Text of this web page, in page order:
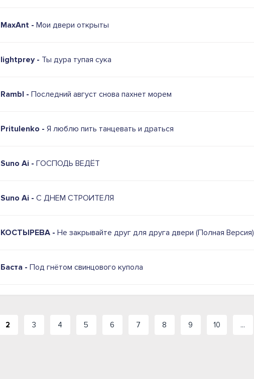
MaxAnt - Мои двери открыты
lightprey - Ты дура тупая сука
Rambl - Последний август снова пахнет морем
Pritulenko - Я люблю пить танцевать и драться
Suno Ai - ГОСПОДЬ ВЕДЁТ
Suno Ai - С ДНЕМ СТРОИТЕЛЯ
КОСТЫРЕВА - Не закрывайте друг для друга двери (Полная Версия)
Баста - Под гнётом свинцового купола
2 3 4 5 6 7 8 9 10 ...